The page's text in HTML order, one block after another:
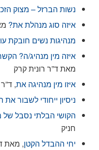
נשות הברזל – מצוק
איזה סוג מנהלת את?
מנהיגות נשים חובקת
איזה מין מנהיג/ה?
מאת ד”ר רונית קרק
איזו מין מנהיגה את,
ניסיון ייחודי לשבור
הקושי הבלתי נסבל של
חניק
יחי ההבדל הקטן, מאת